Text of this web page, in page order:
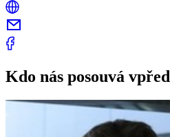
Kdo nás posouvá vpřed